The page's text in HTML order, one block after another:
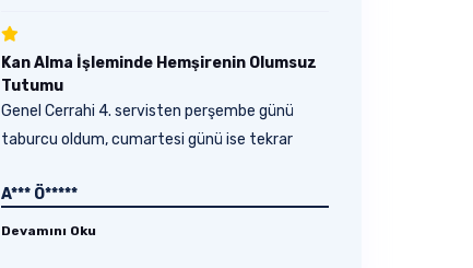
Kan Alma İşleminde Hemşirenin Olumsuz
Tutumu
Genel Cerrahi 4. servisten perşembe günü
taburcu oldum, cumartesi günü ise tekrar
A*** Ö*****
Devamını Oku